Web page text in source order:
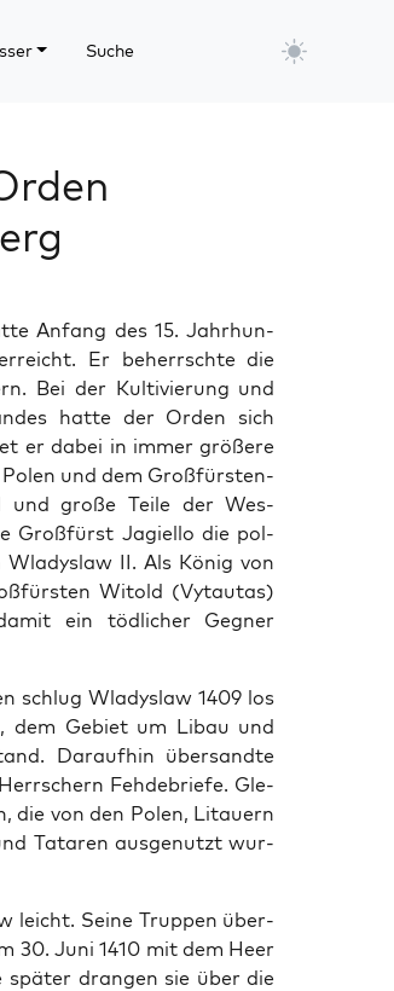
Suche
Anfang des 15. Jahrhun­
Er beherrschte die
Bei der Kul­tivierung und
hat­te der Orden sich
er dabei in immer größere
Polen und dem Großfürsten­
und große Teile der Wes­
Großfürst Jagiel­lo die pol­
II. Als König von
Witold (Vytau­tas)
ein tödlich­er Geg­n­er
schlug Wla­dys­law 1409 los
dem Gebi­et um Libau und
Daraufhin über­sandte
Fehde­briefe. Gle­
die von den Polen, Litauern
Tataren aus­genutzt wur­
leicht. Seine Trup­pen über­
30. Juni 1410 mit dem Heer
drangen sie über die